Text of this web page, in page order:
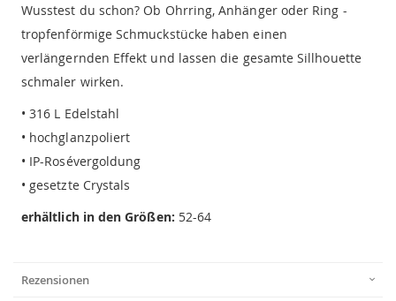
Wusstest du schon? Ob Ohrring, Anhänger oder Ring -
tropfenförmige Schmuckstücke haben einen
verlängernden Effekt und lassen die gesamte Sillhouette
schmaler wirken.
• 316 L Edelstahl
• hochglanzpoliert
• IP-Rosévergoldung
• gesetzte Crystals
erhältlich in den Größen: 52-64
Rezensionen